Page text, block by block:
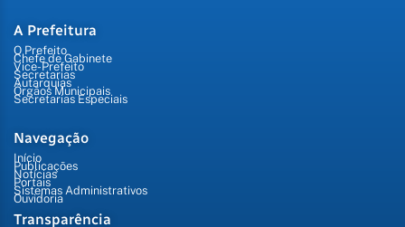
A Prefeitura
O Prefeito
Chefe de Gabinete
Vice-Prefeito
Secretarias
Autarquias
Órgãos Municipais
Secretarias Especiais
Navegação
Início
Publicações
Notícias
Portais
Sistemas Administrativos
Ouvidoria
Transparência